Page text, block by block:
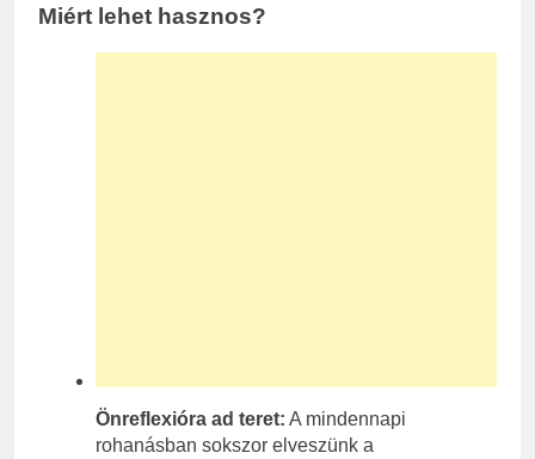
Miért lehet hasznos?
Önreflexióra ad teret: A mindennapi
rohanásban sokszor elveszünk a